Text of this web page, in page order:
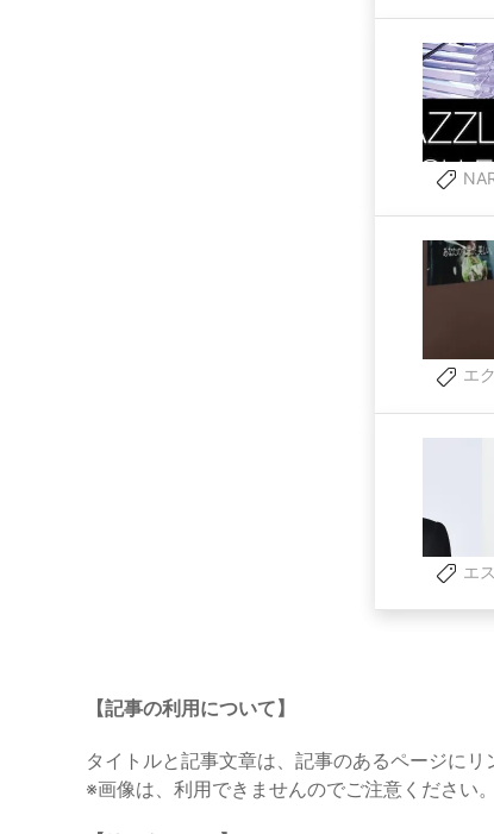
エ
エ
【記事の利用について】
タイトルと記事文章は、記事のあるページに
※画像は、利用できませんのでご注意ください。